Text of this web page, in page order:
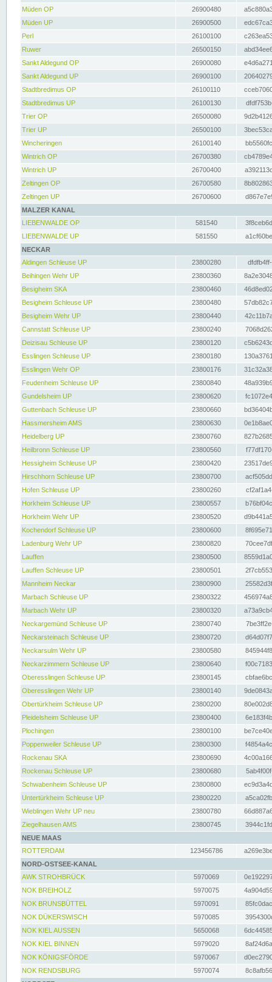
Müden OP
26900480
Müden UP
26900500
Perl
26100100
Ruwer
26500150
Sankt Aldegund OP
26900080
Sankt Aldegund UP
26900100
Stadtbredimus OP
26100110
Stadtbredimus UP
26100130
Trier OP
26500080
Trier UP
26500100
Wincheringen
26100140
Wintrich OP
26700380
Wintrich UP
26700400
Zeltingen OP
26700580
Zeltingen UP
26700600
MALZER KANAL
LIEBENWALDE OP
581540
LIEBENWALDE UP
581550
NECKAR
Aldingen Schleuse UP
23800280
Beihingen Wehr UP
23800360
Besigheim SKA
23800460
Besigheim Schleuse UP
23800480
Besigheim Wehr UP
23800440
Cannstatt Schleuse UP
23800240
Deizisau Schleuse UP
23800120
Esslingen Schleuse UP
23800180
Esslingen Wehr OP
23800176
Feudenheim Schleuse UP
23800840
Gundelsheim UP
23800620
Guttenbach Schleuse UP
23800660
Hassmersheim AMS
23800630
Heidelberg UP
23800760
Heilbronn Schleuse UP
23800560
Hessigheim Schleuse UP
23800420
Hirschhorn Schleuse UP
23800700
Hofen Schleuse UP
23800260
Horkheim Schleuse UP
23800557
Horkheim Wehr UP
23800520
Kochendorf Schleuse UP
23800600
Ladenburg Wehr UP
23800820
Lauffen
23800500
Lauffen Schleuse UP
23800501
Mannheim Neckar
23800900
Marbach Schleuse UP
23800322
Marbach Wehr UP
23800320
Neckargemünd Schleuse UP
23800740
Neckarsteinach Schleuse UP
23800720
Neckarsulm Wehr UP
23800580
Neckarzimmern Schleuse UP
23800640
Oberesslingen Schleuse UP
23800145
Oberesslingen Wehr UP
23800140
Obertürkheim Schleuse UP
23800200
Pleidelsheim Schleuse UP
23800400
Plochingen
23800100
Poppenweiler Schleuse UP
23800300
Rockenau SKA
23800690
Rockenau Schleuse UP
23800680
Schwabenheim Schleuse UP
23800800
Untertürkheim Schleuse UP
23800220
Wieblingen Wehr UP neu
23800780
Ziegelhausen AMS
23800745
NEUE MAAS
ROTTERDAM
123456786
NORD-OSTSEE-KANAL
AWK STROHBRÜCK
5970069
NOK BREIHOLZ
5970075
NOK BRUNSBÜTTEL
5970091
NOK DÜKERSWISCH
5970085
NOK KIEL AUSSEN
5650068
NOK KIEL BINNEN
5979020
NOK KÖNIGSFÖRDE
5970067
NOK RENDSBURG
5970074